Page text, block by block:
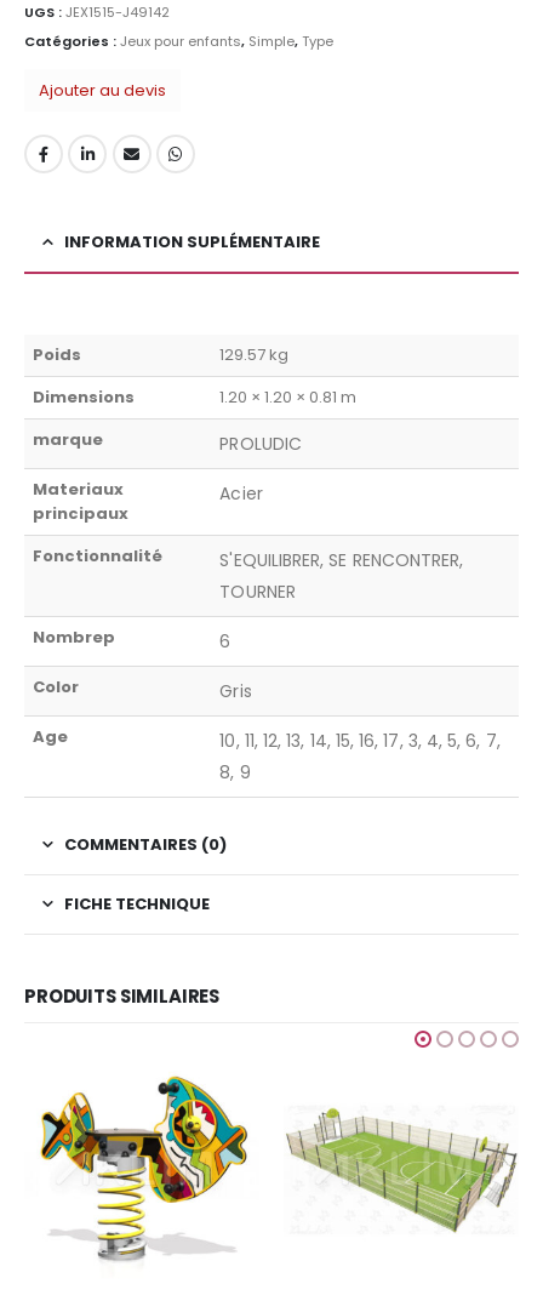
UGS :JEX1515-J49142
Catégories :Jeux pour enfants, Simple,Type
Ajouter au devis
INFORMATION SUPLÉMENTAIRE
Poids
129.57 kg
Dimensions
1.20 × 1.20 × 0.81 m
marque
PROLUDIC
Materiaux
principaux
Acier
Fonctionnalité
S'EQUILIBRER, SE RENCONTRER,
TOURNER
Nombrep 6
Color Gris
Age
10, 11, 12, 13, 14, 15, 16, 17, 3, 4, 5, 6, 7,
8, 9
COMMENTAIRES (0)
FICHE TECHNIQUE
PRODUITS SIMILAIRES
GRAFIC GAMES,JEUX POUR ENFANTS
Finition Ocean